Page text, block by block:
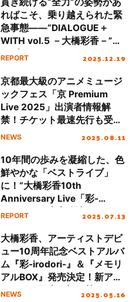
貫き続ける“全力”の姿勢があ
ればこそ、乗り越えられた緊
急事態――“DIALOGUE＋
WITH vol.5 －大橋彩香－”ラ
イブレポート
REPORT 2025.12.19
京都最大級のアニメミュージ
ックフェス「京 Premium
Live 2025」出演者情報解
禁！チケット最速先行も受付
開始！
NEWS 2025.08.11
10年間の歩みを凝縮した、色
鮮やかな「ベストライブ」
に！“大橋彩香10th
Anniversary Live「彩-
irodori-」”東京公演レポート
REPORT 2025.07.13
大橋彩香、アーティストデビ
ュー10周年記念ベストアルバ
ム『彩-irodori-』＆『メモリ
アルBOX』発売決定！新アー
ティスト写真も初解禁！
NEWS 2025.05.16